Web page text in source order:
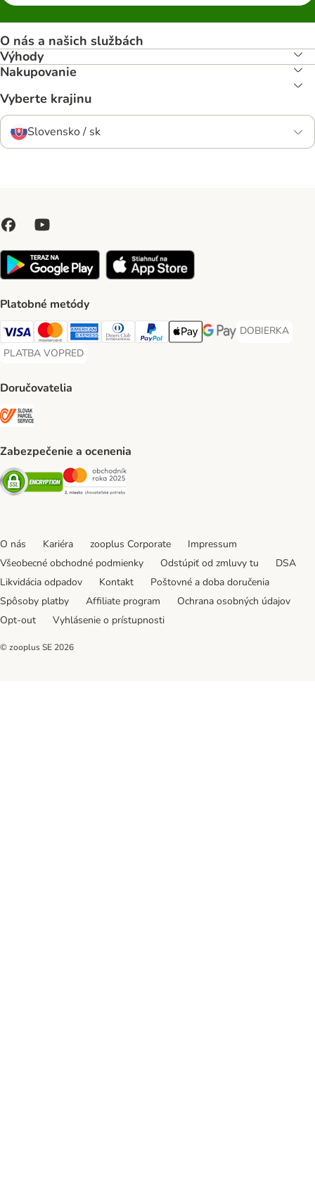
O nás a našich službách
Výhody
Nakupovanie
Vyberte krajinu
Slovensko / sk
Platobné metódy
Visa Payment Method
Mastercard Payment Method
American Express Payment Method
Diners Club Payment Method
PayPal Payment Method
Apple Pay Payment Method
Google Pay Payment
DOBIERKA
DOBIERKA
PLATBA VOPRED
PLATBA VOPRED Payment Method
Doručovatelia
Zabezpečenie a ocenenia
Security Security
O nás Kariéra zooplus Corporate
Impressum
Všeobecné obchodné podmienky
Odstúpiť od zmluvy tu
DSA
Likvidácia odpadov
Kontakt
Poštovné a doba doručenia
Spôsoby platby
Affiliate program
Ochrana osobných údajov
Opt-out
Vyhlásenie o prístupnosti
© zooplus SE 2026